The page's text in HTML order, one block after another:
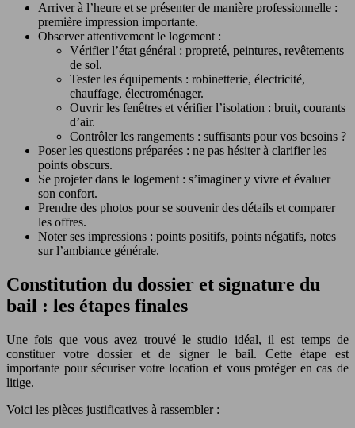
Arriver à l’heure et se présenter de manière professionnelle :
première impression importante.
Observer attentivement le logement :
Vérifier l’état général : propreté, peintures, revêtements
de sol.
Tester les équipements : robinetterie, électricité,
chauffage, électroménager.
Ouvrir les fenêtres et vérifier l’isolation : bruit, courants
d’air.
Contrôler les rangements : suffisants pour vos besoins ?
Poser les questions préparées : ne pas hésiter à clarifier les
points obscurs.
Se projeter dans le logement : s’imaginer y vivre et évaluer
son confort.
Prendre des photos pour se souvenir des détails et comparer
les offres.
Noter ses impressions : points positifs, points négatifs, notes
sur l’ambiance générale.
Constitution du dossier et signature du
bail : les étapes finales
Une fois que vous avez trouvé le studio idéal, il est temps de
constituer votre dossier et de signer le bail. Cette étape est
importante pour sécuriser votre location et vous protéger en cas de
litige.
Voici les pièces justificatives à rassembler :